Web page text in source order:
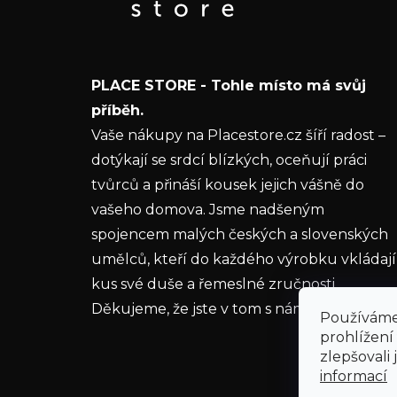
prohlížení
zlepšovali
informací
informace o nových produktech na našem e-
Vložením e-mailu souhlasíte s
ochrany osobních údajů
PŘIHLÁSIT SE
PLACE STORE - Tohle místo má svůj
příběh.
Vaše nákupy na Placestore.cz šíří radost –
dotýkají se srdcí blízkých, oceňují práci
tvůrců a přináší kousek jejich vášně do
vašeho domova. Jsme nadšeným
spojencem malých českých a slovenských
umělců, kteří do každého výrobku vkládají
kus své duše a řemeslné zručnosti.
Děkujeme, že jste v tom s námi.